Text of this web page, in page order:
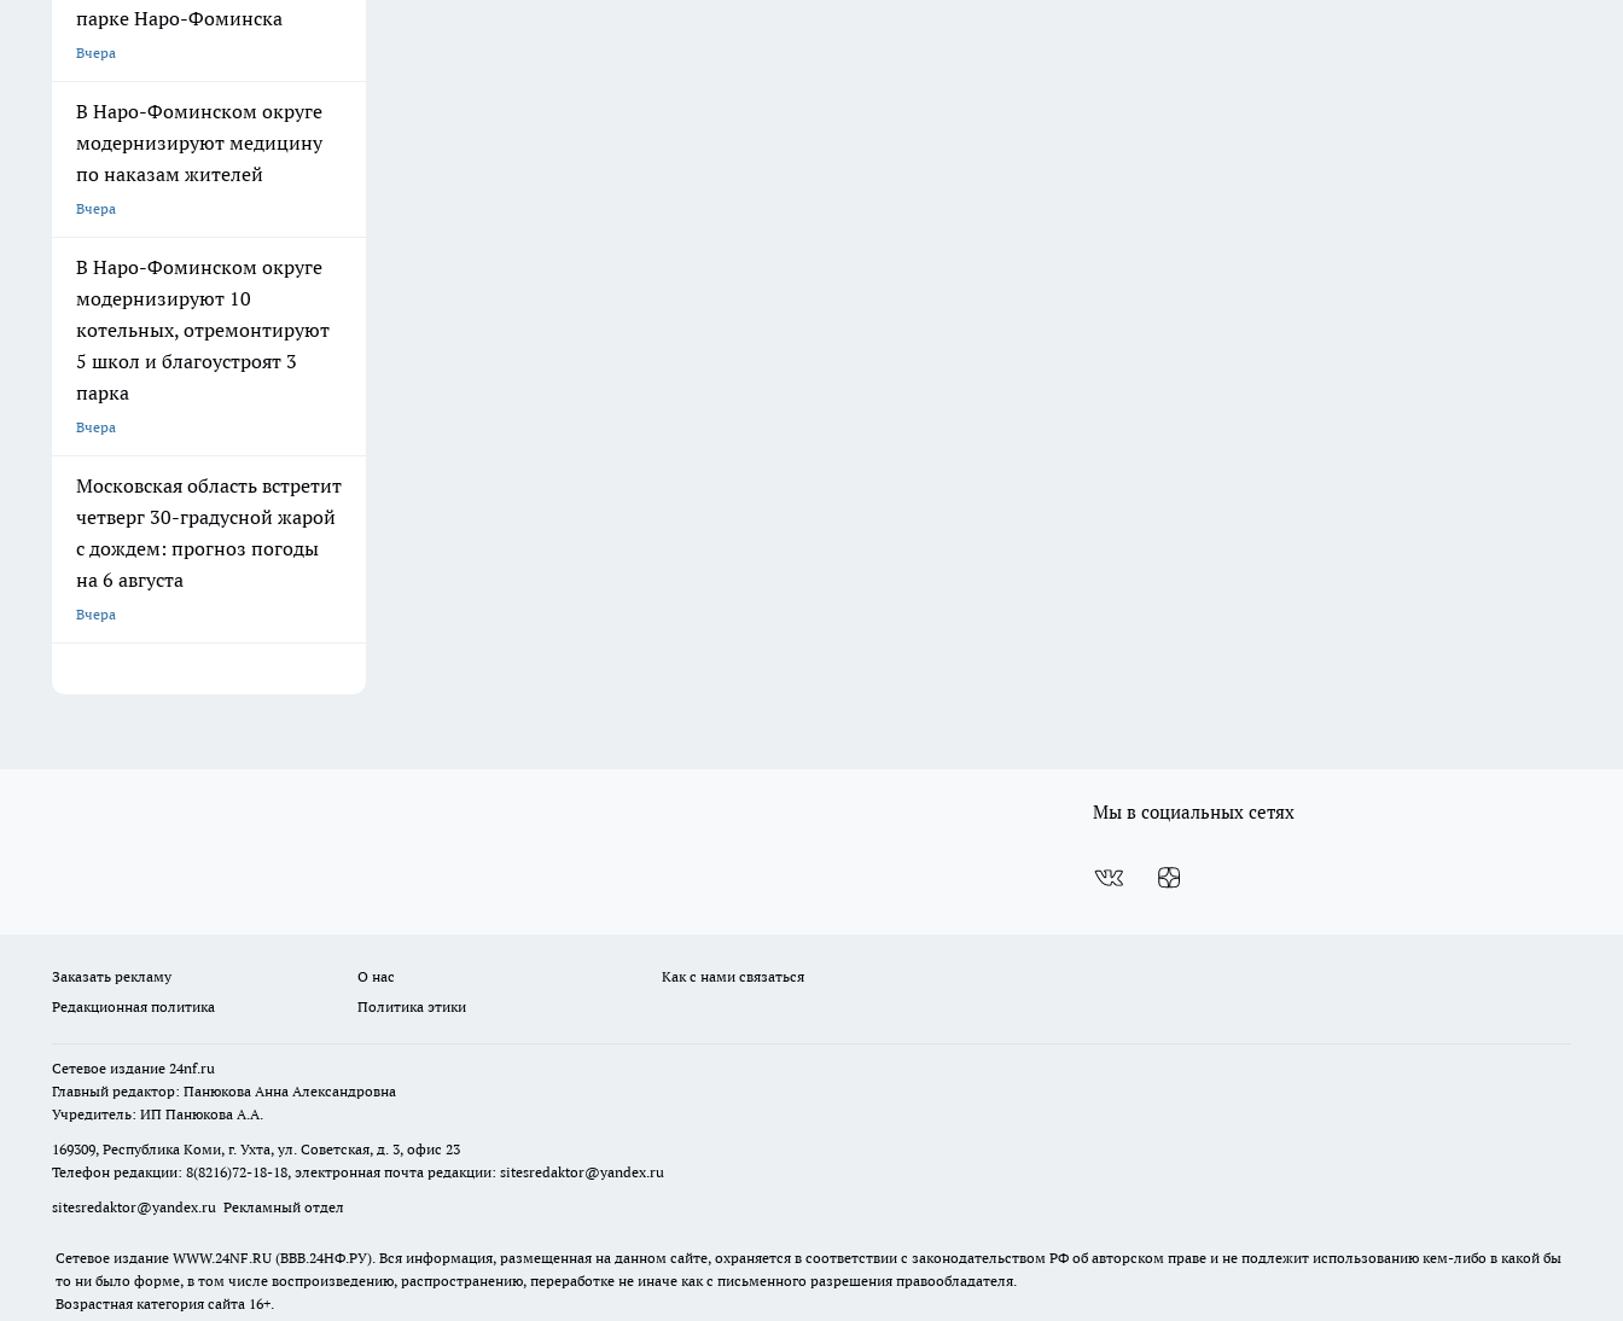
парке Наро-Фоминска
Вчера
В Наро-Фоминском округе
модернизируют медицину
по наказам жителей
Вчера
В Наро-Фоминском округе
модернизируют 10
котельных, отремонтируют
5 школ и благоустроят 3
парка
Вчера
Московская область встретит
четверг 30-градусной жарой
с дождем: прогноз погоды
на 6 августа
Вчера
Мы в социальных сетях
Заказать рекламу О нас
Как с нами связаться
Редакционная политика
Политика этики
Сетевое издание 24nf.ru
Главный редактор: Панюкова Анна Александровна
Учредитель: ИП Панюкова А.А.
169309, Республика Коми, г. Ухта, ул. Советская, д. 3, офис 23
Телефон редакции: 8(8216)72-18-18, электронная почта редакции: sitesredaktor@yandex.ru
sitesredaktor@yandex.ru Рекламный отдел
Сетевое издание WWW.24NF.RU (ВВВ.24НФ.РУ). Вся информация, размещенная на данном сайте, охраняется в соответствии с законодательством РФ об авторском праве и не подлежит использованию кем-либо в какой бы
то ни было форме, в том числе воспроизведению, распространению, переработке не иначе как с письменного разрешения правообладателя.
Возрастная категория сайта 16+.